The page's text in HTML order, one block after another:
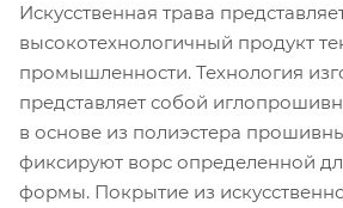
Искусственная трава
высокотехнологичный продукт
промышленности. Технология
представляет собой
в основе из полиэстера
фиксируют ворс определенной
формы. Покрытие из